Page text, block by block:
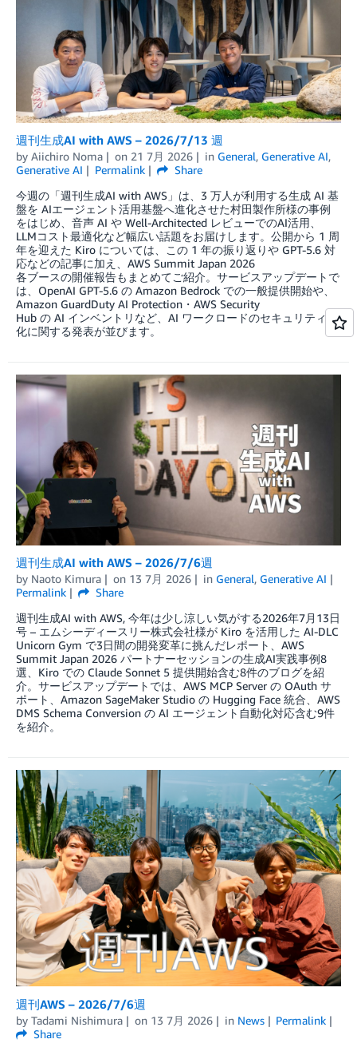
週刊生成AI with AWS – 2026/7/13 週
by Aiichiro Noma on 21 7月 2026 in General, Generative AI,
Generative AI
Permalink
Share
今週の「週刊生成AI with AWS」は、3 万人が利用する生成 AI 基
盤を AIエージェント活用基盤へ進化させた村田製作所様の事例
をはじめ、音声 AI や Well-Architected レビューでのAI活用、
LLMコスト最適化など幅広い話題をお届けします。公開から 1 周
年を迎えた Kiro については、この 1 年の振り返りや GPT-5.6 対
応などの記事に加え、AWS Summit Japan 2026
各ブースの開催報告もまとめてご紹介。サービスアップデートで
は、OpenAI GPT-5.6 の Amazon Bedrock での一般提供開始や、
Amazon GuardDuty AI Protection・AWS Security
Hub の AI インベントリなど、AI ワークロードのセキュリティ強
化に関する発表が並びます。
週刊生成AI with AWS – 2026/7/6週
by Naoto Kimura on 13 7月 2026 in General, Generative AI
Permalink
Share
週刊生成AI with AWS, 今年は少し涼しい気がする2026年7月13日
号 – エムシーディースリー株式会社様が Kiro を活用した AI-DLC
Unicorn Gym で3日間の開発変革に挑んだレポート、AWS
Summit Japan 2026 パートナーセッションの生成AI実践事例8
選、Kiro での Claude Sonnet 5 提供開始含む8件のブログを紹
介。サービスアップデートでは、AWS MCP Server の OAuth サ
ポート、Amazon SageMaker Studio の Hugging Face 統合、AWS
DMS Schema Conversion の AI エージェント自動化対応含む9件
を紹介。
週刊AWS – 2026/7/6週
by Tadami Nishimura on 13 7月 2026 in News
Permalink
Share